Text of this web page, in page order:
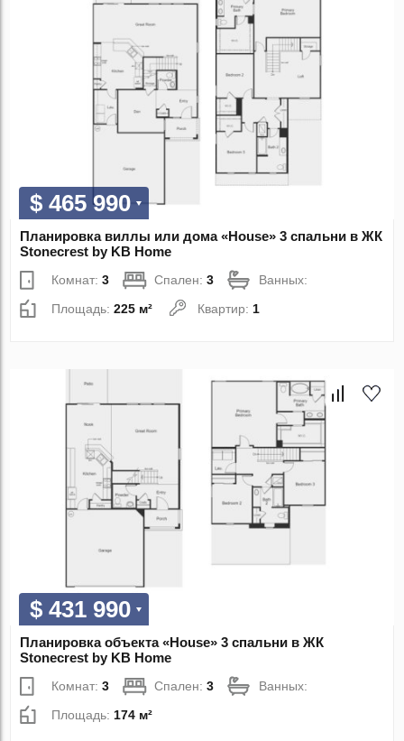
$ 465 990
Планировка виллы или дома «House» 3 спальни в ЖК
Stonecrest by KB Home
Комнат:3 Спален:3
Ванных:
Площадь:225 м² Квартир:1
$ 431 990
Планировка объекта «House» 3 спальни в ЖК
Stonecrest by KB Home
Комнат:3 Спален:3
Ванных:
Площадь: 174 м²